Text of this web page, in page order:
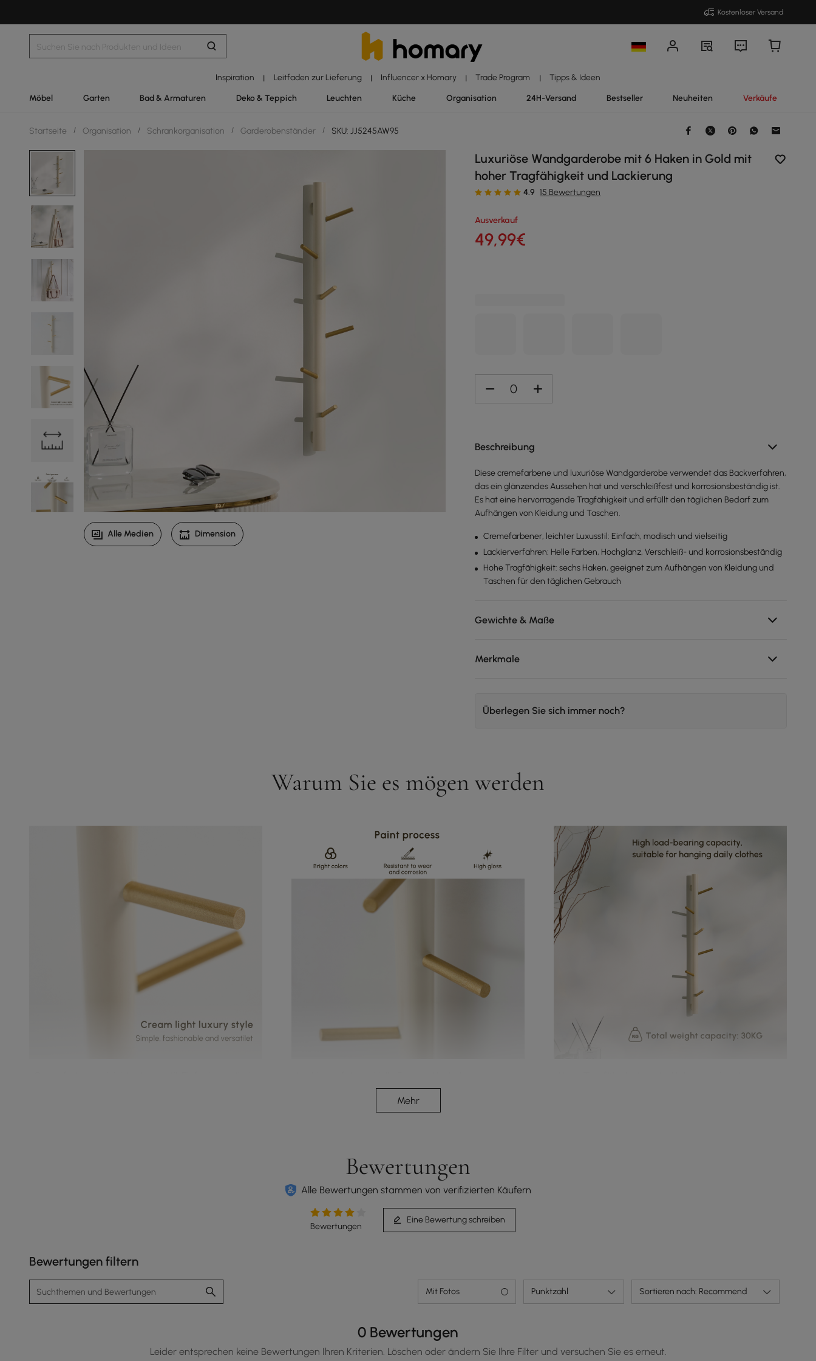
Kostenloser Versand
Inspiration | Leitfaden zur Lieferung | Influencer x Homary | Trade Program | Tipps & Ideen
Möbel Garten Bad & Armaturen Deko & Teppich Leuchten Küche Organisation 24H-Versand Bestseller Neuheiten Verkäufe
Startseite / Organisation / Schrankorganisation / Garderobenständer / SKU: JJ5245AW95
Luxuriöse Wandgarderobe mit 6 Haken in Gold mit
hoher Tragfähigkeit und Lackierung
4.9 15 Bewertungen
Ausverkauf
49,99€
Beschreibung
Diese cremefarbene und luxuriöse Wandgarderobe verwendet das Backverfahren,
das ein glänzendes Aussehen hat und verschleißfest und korrosionsbeständig ist.
Es hat eine hervorragende Tragfähigkeit und erfüllt den täglichen Bedarf zum
Aufhängen von Kleidung und Taschen.
Cremefarbener, leichter Luxusstil: Einfach, modisch und vielseitig
Lackierverfahren: Helle Farben, Hochglanz, Verschleiß- und korrosionsbeständig
Hohe Tragfähigkeit: sechs Haken, geeignet zum Aufhängen von Kleidung und
Taschen für den täglichen Gebrauch
Gewichte & Maße
Merkmale
Überlegen Sie sich immer noch?
Alle Medien Dimension
Warum Sie es mögen werden
Verschleiß- und korrosionsbeständig
Mehr
Bewertungen
Alle Bewertungen stammen von verifizierten Käufern
Bewertungen
Eine Bewertung schreiben
Bewertungen filtern
Mit Fotos Punktzahl Sortieren nach: Recommend
0 Bewertungen
Leider entsprechen keine Bewertungen Ihren Kriterien. Löschen oder ändern Sie Ihre Filter und versuchen Sie es erneut.